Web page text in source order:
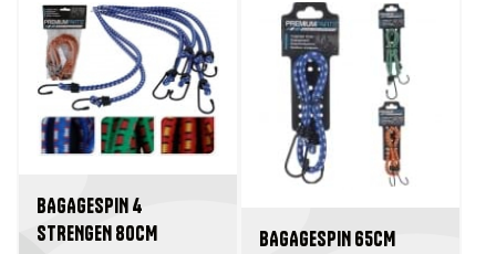
BAGAGESPIN 4
STRENGEN 80CM
BAGAGESPIN 65CM